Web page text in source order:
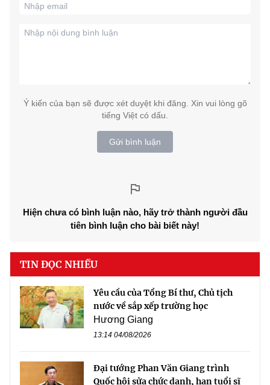
Ý kiến của bạn sẽ được xét duyệt khi đăng. Xin vui lòng gõ
tiếng Việt có dấu.
Gửi bình luận
Hiện chưa có bình luận nào, hãy trở thành người đầu
tiên bình luận cho bài biết này!
TIN ĐỌC NHIỀU
Yêu cầu của Tổng Bí thư, Chủ tịch
nước về sắp xếp trường học
Hương Giang
13:14 04/08/2026
Đại tướng Phan Văn Giang trình
Quốc hội sửa chức danh, hạn tuổi sĩ